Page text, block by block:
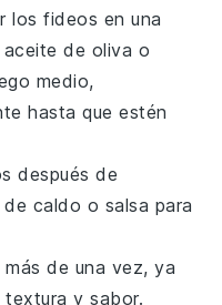
losfideos en una
aceite de oliva o
medio,
hasta que estén
después de
caldo o salsa para
más de una vez, ya
y sabor.